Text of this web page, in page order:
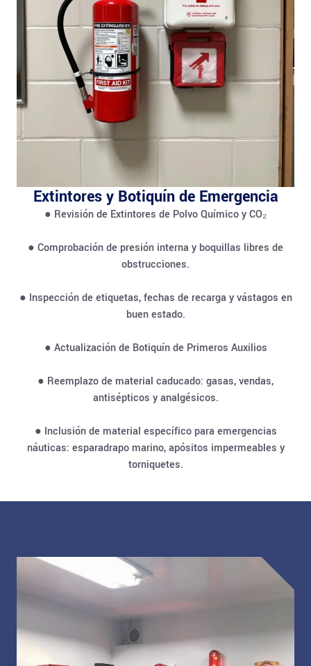
Extintores y Botiquín de Emergencia
● Revisión de Extintores de Polvo Químico y CO₂
● Comprobación de presión interna y boquillas libres de
obstrucciones.
● Inspección de etiquetas, fechas de recarga y vástagos en
buen estado.
● Actualización de Botiquín de Primeros Auxilios
● Reemplazo de material caducado: gasas, vendas,
antisépticos y analgésicos.
● Inclusión de material específico para emergencias
náuticas: esparadrapo marino, apósitos impermeables y
torniquetes.